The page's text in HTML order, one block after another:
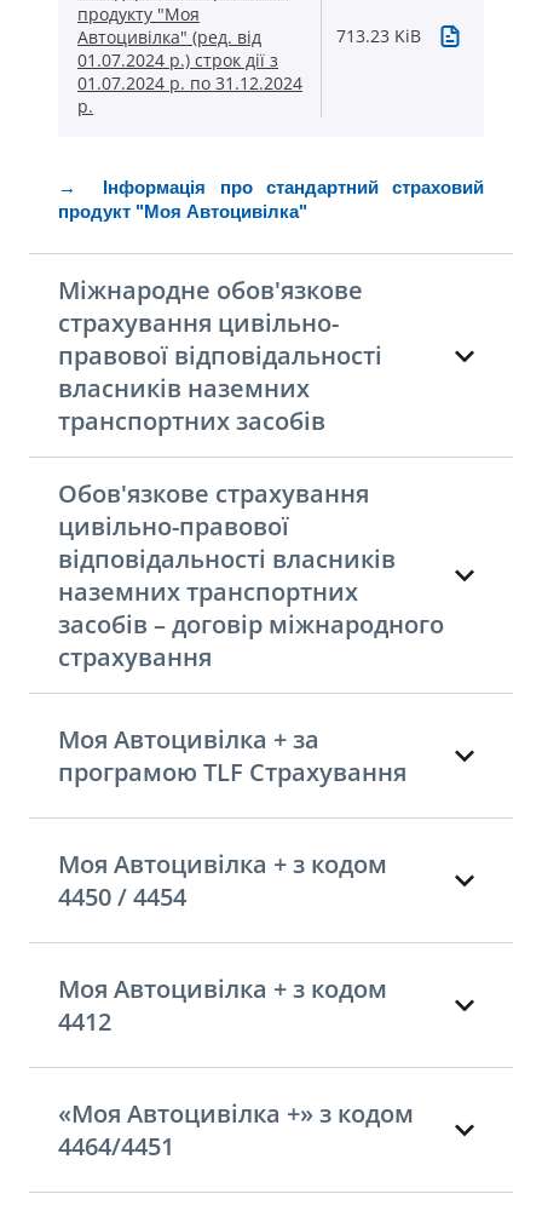
продукту "Моя
Автоцивілка" (ред. від
01.07.2024 р.) строк дії з
01.07.2024 р. по 31.12.2024
р.
713.23 KiB
→ Інформація про стандартний страховий
продукт "Моя Автоцивілка"
Міжнародне обов'язкове
страхування цивільно-
правової відповідальності
власників наземних
транспортних засобів
Обов'язкове страхування
цивільно-правової
відповідальності власників
наземних транспортних
засобів – договір міжнародного
страхування
Моя Автоцивілка + за
програмою TLF Cтрахування
Моя Автоцивілка + з кодом
4450 / 4454
Моя Автоцивілка + з кодом
4412
«Моя Автоцивілка +» з кодом
4464/4451